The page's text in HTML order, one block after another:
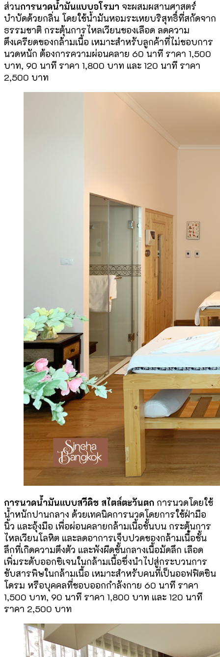
ส่วนการนวดน้ำมันแบบอโรมา จะผสมผสานศาสตร์
บำบัดด้วยกลิ่น โดยใช้น้ำมันหอมระเหยบริสุทธิ์ที่สกัดจาก
ธรรมชาติ กระตุ้นการไหลเวียนของเลือด ลดความ
ตึงเครียดของกล้ามเนื้อ เหมาะสำหรับลูกค้าที่ไม่ชอบการ
นวดหนัก ต้องการความผ่อนคลาย 60 นาที ราคา 1,500
บาท, 90 นาที ราคา 1,800 บาท และ 120 นาที ราคา
2,500 บาท
การนวดน้ำมันแบบสวีดิช สไตล์ตะวันตก การนวดโดยใช้
น้ำหนักปานกลาง ด้วยเทคนิคการนวดโดยการใช้ฝ่ามือ
นิ้ว และอุ้งมือ เพื่อผ่อนคลายกล้ามเนื้อชั้นบน กระตุ้นการ
ไหลเวียนโลหิต และลดอาการเจ็บปวดของกล้ามเนื้อชั้น
ลึกที่เกิดความตึงตัว และพังผืดชั้นกลางเนื้อมัดลึก เลือด
เพิ่มระดับออกซิเจนในกล้ามเนื้อซึ่งนำไปสู่กระบวนการ
ขับสารพิษในกล้ามเนื้อ เหมาะสำหรับคนที่เป็นออฟฟิตซิน
โดรม หรือบุคคลที่ชอบออกกำลังกาย 60 นาที ราคา
1,500 บาท, 90 นาที ราคา 1,800 บาท และ 120 นาที
ราคา 2,500 บาท